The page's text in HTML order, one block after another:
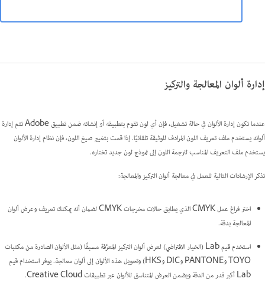
إدارة ألوان المعالجة والتركيز
عندما تكون إدارة الألوان في حالة تشغيل، فإن أي لون تقوم بتطبيقه أو إنشائه ضمن تطبيق Adobe تتم إدارة
ألوانه يستخدم ملف تعريف اللون المرادف للوثيقة تلقائيًا. إذا قمت بتغيير صيغ اللون، فإن نظام إدارة الألوان
يستخدم ملف التعريف المناسب لترجمة اللون إلى نموذج لون جديد تختاره.
تذكر الإرشادات التالية للعمل في معالجة ألوان التركيز والمعالجة:
اختر فراغ عمل CMYK الذي يطابق حالات مخرجات CMYK لضمان أنه يمكنك تعريف وعرض ألوان
المعالجة بدقة.
استخدم قيم Lab (الخيار الافتراضي) لعرض ألوان التركيز المعرَّفة مسبقًا (مثل الألوان الصادرة من مكتبات
TOYO وPANTONE وDIC وHKS) وتحويل هذه الألوان إلى ألوان معالجة. يوفر استخدام قيم
Lab أكبر قدر من الدقة ويضمن العرض المتناسق للألوان عبر تطبيقات Creative Cloud.